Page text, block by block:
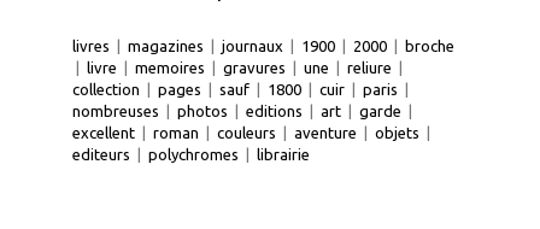
livres magazines journaux 1900 2000
broche
livre memoires gravures une reliure
collection
pages sauf 1800 cuir paris
nombreuses
photos editions art garde
excellent
roman couleurs aventure objets
editeurs
polychromes librairie